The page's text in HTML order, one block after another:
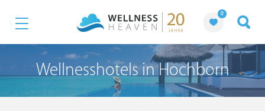
0
Wellnesshotels in Hochborn